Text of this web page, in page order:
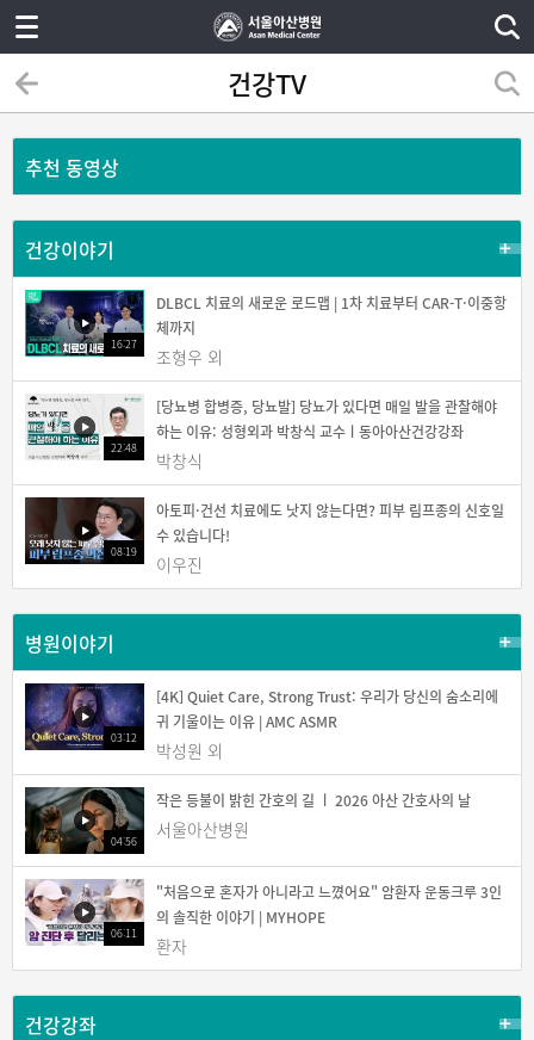
건강TV
추천 동영상
건강이야기
16:27
DLBCL 치료의 새로운 로드맵 | 1차 치료부터 CAR-T·이중항
체까지
조형우 외
22:48
[당뇨병 합병증, 당뇨발] 당뇨가 있다면 매일 발을 관찰해야
하는 이유: 성형외과 박창식 교수ㅣ동아아산건강강좌
박창식
08:19
아토피·건선 치료에도 낫지 않는다면? 피부 림프종의 신호일
수 있습니다!
이우진
병원이야기
03:12
[4K] Quiet Care, Strong Trust: 우리가 당신의 숨소리에
귀 기울이는 이유 | AMC ASMR
박성원 외
04:56
작은 등불이 밝힌 간호의 길 ㅣ 2026 아산 간호사의 날
서울아산병원
06:11
"처음으로 혼자가 아니라고 느꼈어요" 암환자 운동크루 3인
의 솔직한 이야기 | MYHOPE
환자
건강강좌